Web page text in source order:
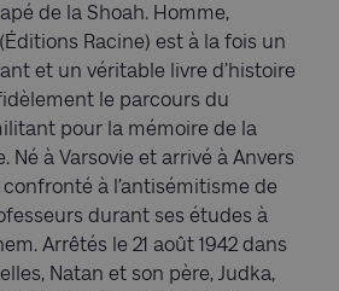
de la Shoah. Homme,
Racine) est à la fois un
et un véritable livre d’histoire
le parcours du
pour la mémoire de la
Né à Varsovie et arrivé à Anvers
confronté à l’antisémitisme de
durant ses études à
Arrêtés le 21 août 1942 dans
Natan et son père, Judka,